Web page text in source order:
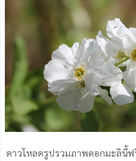
ดาวโหลดรูปรวมภาพดอกมะลินี้ฟ